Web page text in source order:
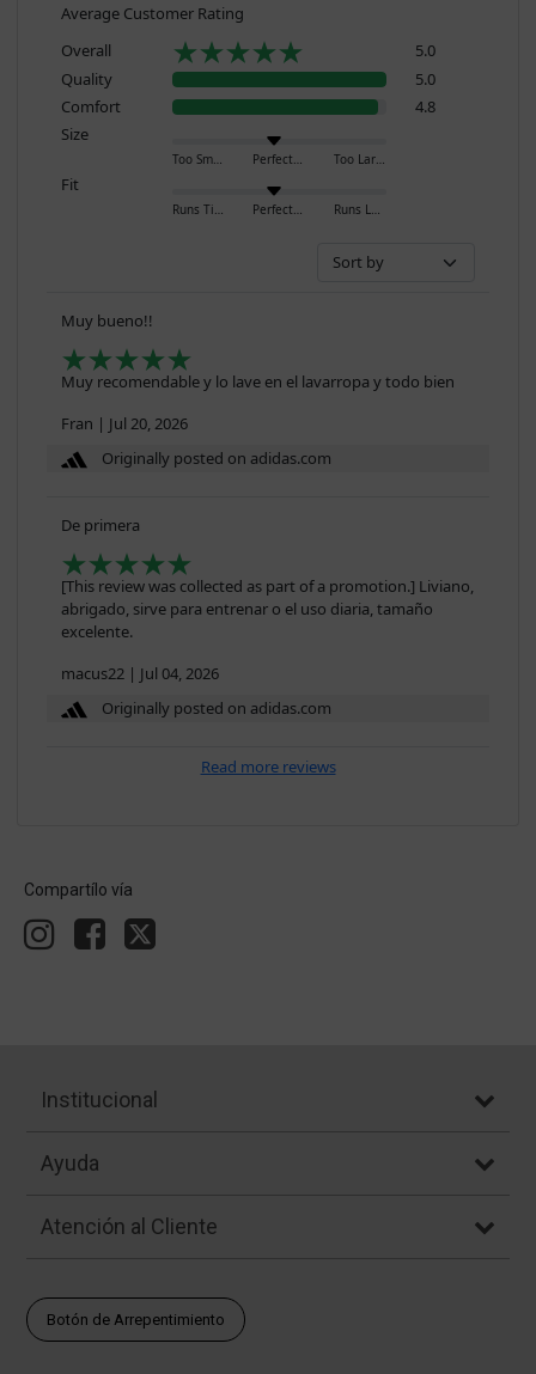
Average Customer Rating
Overall
5.0
Quality
5.0
Comfort
4.8
Size
Too Small Perfect Too Large
Fit
Runs Tight Perfect Runs Loose
Muy bueno!!
Muy recomendable y lo lave en el lavarropa y todo bien
Fran | Jul 20, 2026
Originally posted on adidas.com
De primera
[This review was collected as part of a promotion.] Liviano,
abrigado, sirve para entrenar o el uso diaria, tamaño
excelente.
macus22 | Jul 04, 2026
Originally posted on adidas.com
Read more reviews
Compartílo vía
Institucional
Ayuda
Atención al Cliente
Botón de Arrepentimiento